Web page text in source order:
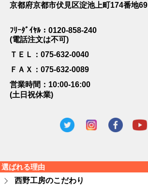
京都府京都市伏見区淀池上町174番地69
ﾌﾘｰﾀﾞｲﾔﾙ：0120-858-240
(電話注文は不可)
ＴＥＬ：075-632-0040
ＦＡＸ：075-632-0089
営業時間：10:00-16:00
(土日祝休業)
選ばれる理由
西野工房のこだわり